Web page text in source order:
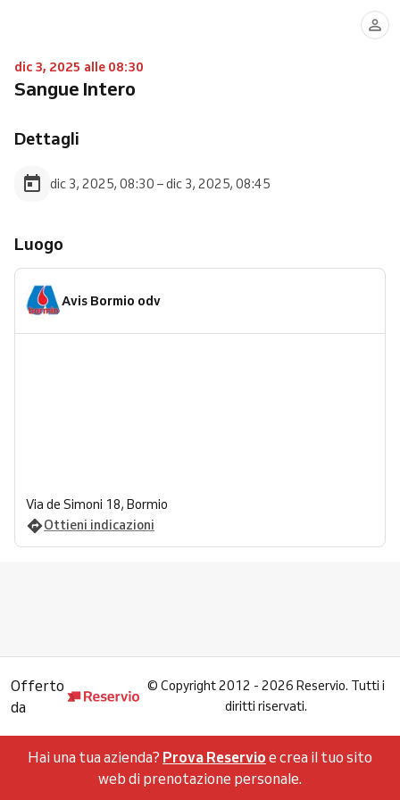
dic 3, 2025 alle 08:30
Sangue Intero
Dettagli
dic 3, 2025, 08:30 – dic 3, 2025, 08:45
Luogo
Avis Bormio odv
Via de Simoni 18, Bormio
Ottieni indicazioni
Offerto
da
© Copyright 2012 - 2026 Reservio. Tutti i
diritti riservati.
Hai una tua azienda? Prova Reservio e crea il tuo sito
web di prenotazione personale.